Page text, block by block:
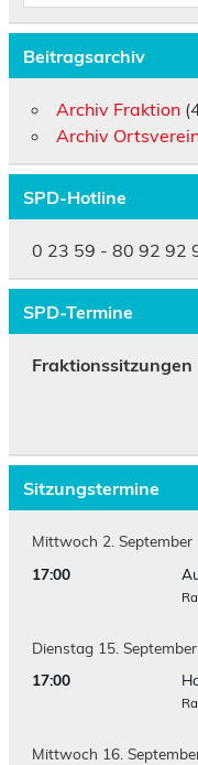
Beitragsarchiv
Archiv Fraktion
Archiv
SPD-Hotline
0 23 59 - 80 92 92
SPD-Termine
Sitzungstermine
Mittwoch 2. September
17:00
Dienstag 15. September
17:00
Mittwoch 16.